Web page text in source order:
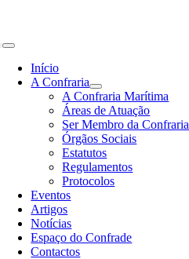
content
Toggle
NavigationInício
A Confraria
A Confraria Marítima
Áreas de Atuação
Ser Membro da Confraria
Órgãos Sociais
Estatutos
Regulamentos
Protocolos
Eventos
Artigos
Notícias
Espaço do Confrade
Contactos